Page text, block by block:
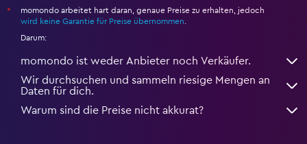
*
momondo arbeitet hart daran, genaue Preise zu erhalten, jedoch
wird keine Garantie für Preise übernommen.
Darum:
momondo ist weder Anbieter noch Verkäufer.
Wir durchsuchen und sammeln riesige Mengen an
Daten für dich.
Warum sind die Preise nicht akkurat?